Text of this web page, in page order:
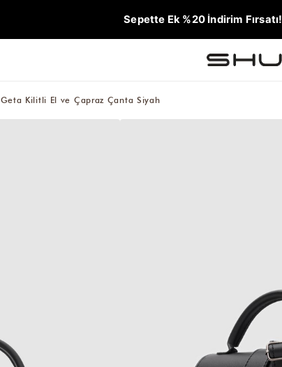
Sepette Ek %20 İndirim Fırsatı!
Geta Kilitli El ve Çapraz Çanta Siyah